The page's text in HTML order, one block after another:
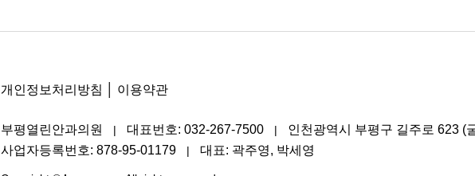
개인정보처리방침 이용약관
부평열린안과의원 | 대표번호: 032-267-7500 |
인천광역시 부평구 길주로 623 (
사업자등록번호: 878-95-01179
| 대표: 곽주영, 박세영